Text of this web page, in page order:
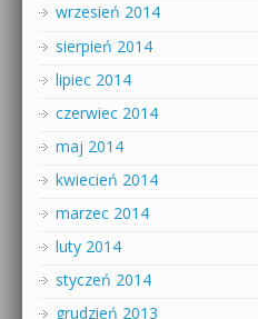
wrzesień 2014
sierpień 2014
lipiec 2014
czerwiec 2014
maj 2014
kwiecień 2014
marzec 2014
luty 2014
styczeń 2014
grudzień 2013